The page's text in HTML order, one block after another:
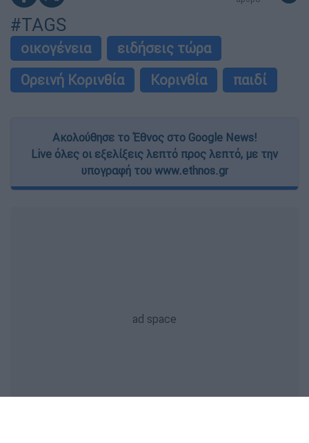
#TAGS
οικογένεια
ειδήσεις τώρα
Ορεινή Κορινθία
Κορινθία παιδί
Ακολούθησε το Έθνος στο Google News!
Live όλες οι εξελίξεις λεπτό προς λεπτό, με την
υπογραφή του www.ethnos.gr